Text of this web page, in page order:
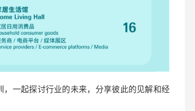
一起探讨行业的未来，分享彼此的见解和经